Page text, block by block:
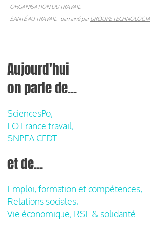
ORGANISATION DU TRAVAIL
SANTÉ AU TRAVAIL
parrainé parGROUPE TECHNOLOGIA
Aujourd'hui
on parle de...
SciencesPo,
FO France travail,
SNPEA CFDT
et de...
Emploi, formation et compétences,
Relations sociales,
Vie économique, RSE & solidarité